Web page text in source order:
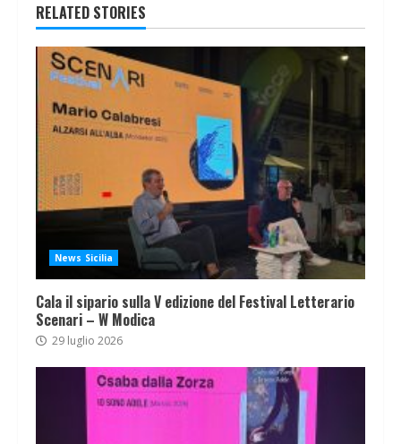
RELATED STORIES
News Sicilia
Cala il sipario sulla V edizione del Festival Letterario
Scenari – W Modica
29 luglio 2026